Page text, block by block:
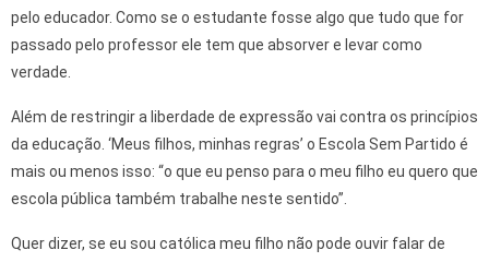
pelo educador. Como se o estudante fosse algo que tudo que for
passado pelo professor ele tem que absorver e levar como
verdade.
Além de restringir a liberdade de expressão vai contra os princípios
da educação. ‘Meus filhos, minhas regras’ o Escola Sem Partido é
mais ou menos isso: “o que eu penso para o meu filho eu quero que
escola pública também trabalhe neste sentido”.
Quer dizer, se eu sou católica meu filho não pode ouvir falar de